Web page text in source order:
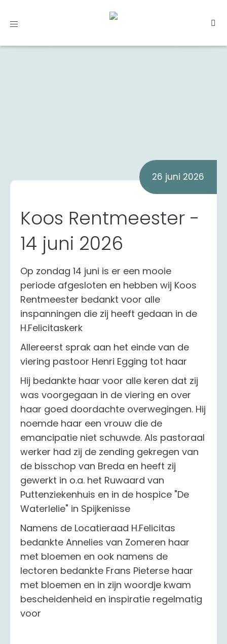
Toggle
26 juni 2026
Koos Rentmeester -
14 juni 2026
Op zondag 14 juni is er een mooie
periode afgesloten en hebben wij Koos
Rentmeester bedankt voor alle
inspanningen die zij heeft gedaan in de
H.Felicitaskerk
Allereerst sprak aan het einde van de
viering pastoor Henri Egging tot haar
Hij bedankte haar voor alle keren dat zij
was voorgegaan in de viering en over
haar goed doordachte overwegingen. Hij
noemde haar een vrouw die de
emancipatie niet schuwde. Als pastoraal
werker had zij de zending gekregen van
de bisschop van Breda en heeft zij
gewerkt in o.a. het Ruwaard van
Puttenziekenhuis en in de hospice "De
Waterlelie" in Spijkenisse
Namens de Locatieraad H.Felicitas
bedankte Annelies van Zomeren haar
met bloemen en ook namens de
lectoren bedankte Frans Pieterse haar
met bloemen en in zijn woordje kwam
bescheidenheid en inspiratie regelmatig
voor